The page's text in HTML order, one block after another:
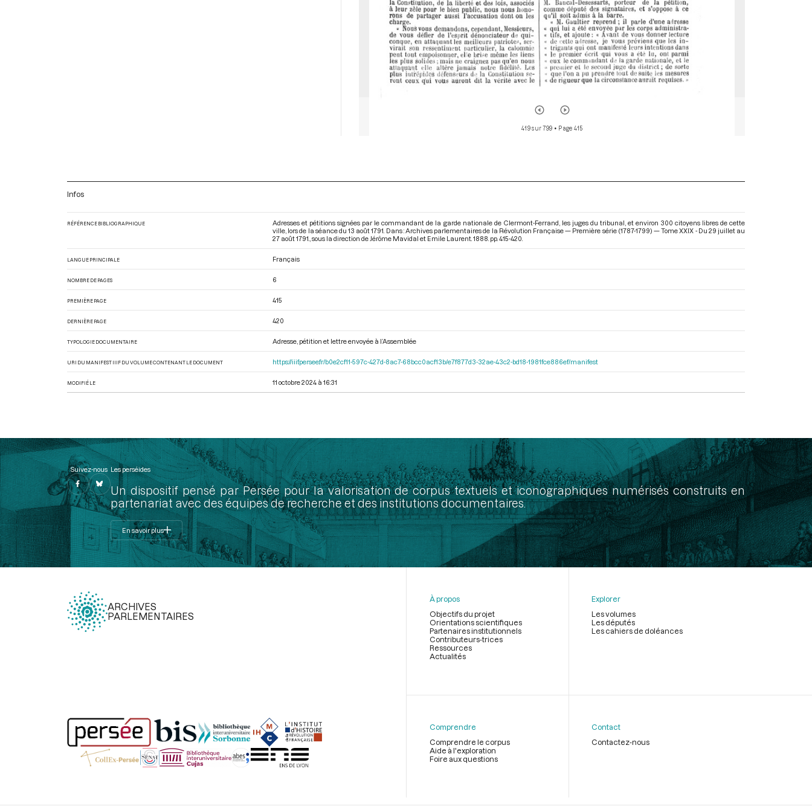
419 sur 799 • Page 415
Infos
RÉFÉRENCE BIBLIOGRAPHIQUE
Adresses et pétitions signées par le commandant de la garde nationale de Clermont-Ferrand, les juges du tribunal, et environ 300 citoyens libres de cette
ville, lors de la séance du 13 août 1791. Dans : Archives parlementaires de la Révolution Française — Première série (1787-1799) — Tome XXIX - Du 29 juillet au
27 août 1791. , sous la direction de Jérôme Mavidal et Emile Laurent. 1888. pp. 415-420.
LANGUE PRINCIPALE Français
NOMBRE DE PAGES 6
PREMIÈRE PAGE 415
DERNIÈRE PAGE 420
TYPOLOGIE DOCUMENTAIRE Adresse, pétition et lettre envoyée à l’Assemblée
URI DU MANIFEST IIIF DU VOLUME CONTENANT LE DOCUMENT https://iiif.persee.fr/b0e2cf11-597c-427d-8ac7-68bcc0acf13b/e7f877d3-32ae-43c2-bd18-1981fce886ef/manifest
MODIFIÉ LE 11 octobre 2024 à 16:31
Suivez-nous Les perséides
Un dispositif pensé par Persée pour la valorisation de corpus textuels et iconographiques numérisés construits en
partenariat avec des équipes de recherche et des institutions documentaires.
En savoir plus
ARCHIVES
PARLEMENTAIRES
page
À propos
Objectifs du projet
Orientations scientifiques
Partenaires institutionnels
Contributeurs-trices
Ressources
Actualités
Explorer
Les volumes
Les députés
Les cahiers de doléances
Comprendre
Comprendre le corpus
Aide à l'exploration
Foire aux questions
Contact
Contactez-nous
Légal